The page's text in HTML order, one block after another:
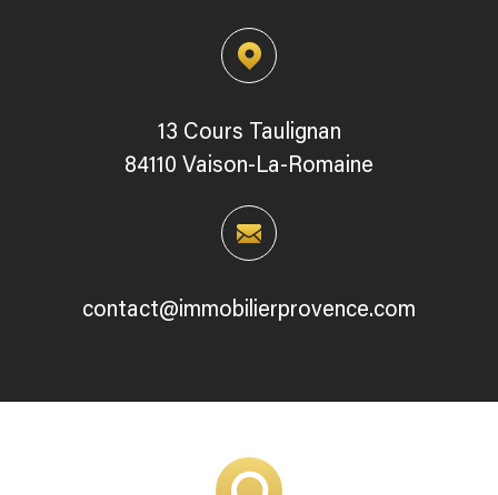
13 Cours Taulignan
84110 Vaison-La-Romaine
contact@immobilierprovence.com